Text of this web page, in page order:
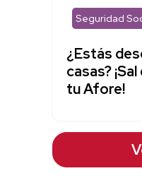
Seguridad
¿Estás
casas?
tu Afore!